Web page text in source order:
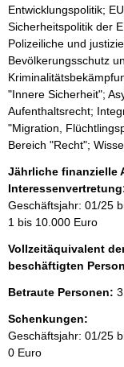
Entwicklungspolitik;
Sicherheitspolitik der
Polizeiliche und
Bevölkerungsschutz
"Innere Sicherheit";
Aufenthaltsrecht;
"Migration,
Bereich "Recht";
Jährliche finanzielle
Geschäftsjahr: 01/25
1 bis 10.000 Euro
Vollzeitäquivalent
beschäftigten
Betraute Personen: 3
Schenkungen:
Geschäftsjahr: 01/25
0 Euro